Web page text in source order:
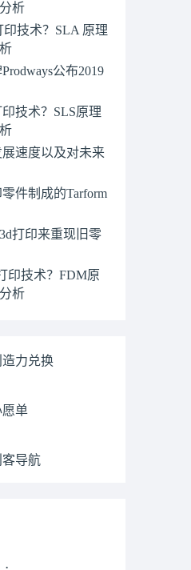
析
技术？SLA 原理
公布2019
技术？SLS原理
速度以及对未来
件制成的Tarform
打印来重现旧零
印技术？FDM原
析
造力兑换
愿单
客导航